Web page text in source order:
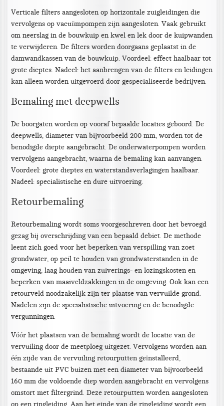
Verticale filters aangesloten op horizontale zuigleidingen die
vervolgens op vacuümpompen zijn aangesloten. Vaak gebruikt
om neerslag in de bouwkuip en kwel en lek door de kuipwanden
te verwijderen. De filters worden doorgaans geplaatst in de
damwandkassen van de bouwkuip. Voordeel: effect haalbaar tot
grote dieptes. Nadeel: het aanbrengen van de filters en leidingen
kan alleen worden uitgevoerd door gespecialiseerde bedrijven.
Bemaling met deepwells
De boorgaten worden op vooraf bepaalde locaties geboord. De
deepwells, diameter van bijvoorbeeld 200 mm, worden tot de
benodigde diepte aangebracht. De onderwaterpompen worden
vervolgens aangebracht, waarna de bemaling kan aanvangen.
Voordeel: grote dieptes en waterstandsverlagingen haalbaar.
Nadeel: specialistische en dure uitvoering.
Retourbemaling
Retourbemaling wordt soms voorgeschreven door het bevoegd
gezag bij overschrijding van een bepaald debiet. De methode
leent zich goed voor het beperken van verspilling van zoet
grondwater, op peil te houden van grondwaterstanden in de
omgeving, laag houden van zuiverings- en lozingskosten en
beperken van maaiveldzakkingen in de omgeving. Ook kan een
retourveld noodzakelijk zijn ter plaatse van vervuilde grond.
Nadelen zijn de specialistische uitvoering en de benodigde
vergunningen.
Vóór het plaatsen van de bemaling wordt de locatie van de
vervuiling door de meetploeg uitgezet. Vervolgens worden aan
één zijde van de vervuiling retourputten geïnstalleerd,
bestaande uit PVC buizen met een diameter van bijvoorbeeld
160 mm die voldoende diep worden aangebracht en vervolgens
omstort met filtergrind. Deze retourputten worden aangesloten
op een ringleiding. Aan het einde van de ringleiding wordt een